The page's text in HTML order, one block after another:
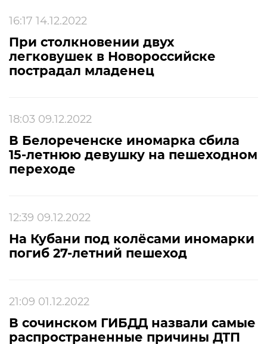
16:17 14.12.2022
При столкновении двух
легковушек в Новороссийске
пострадал младенец
18:03 09.12.2022
В Белореченске иномарка сбила
15-летнюю девушку на пешеходном
переходе
12:39 09.12.2022
На Кубани под колёсами иномарки
погиб 27-летний пешеход
21:09 01.12.2022
В сочинском ГИБДД назвали самые
распространенные причины ДТП